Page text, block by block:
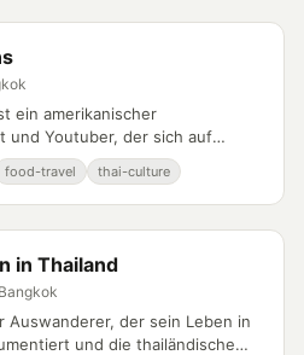
ein amerikanischer
und Youtuber, der sich auf
der Thai-
food-travel thai-culture
in Thailand
Bangkok
Auswanderer, der sein Leben in
und die thailändische